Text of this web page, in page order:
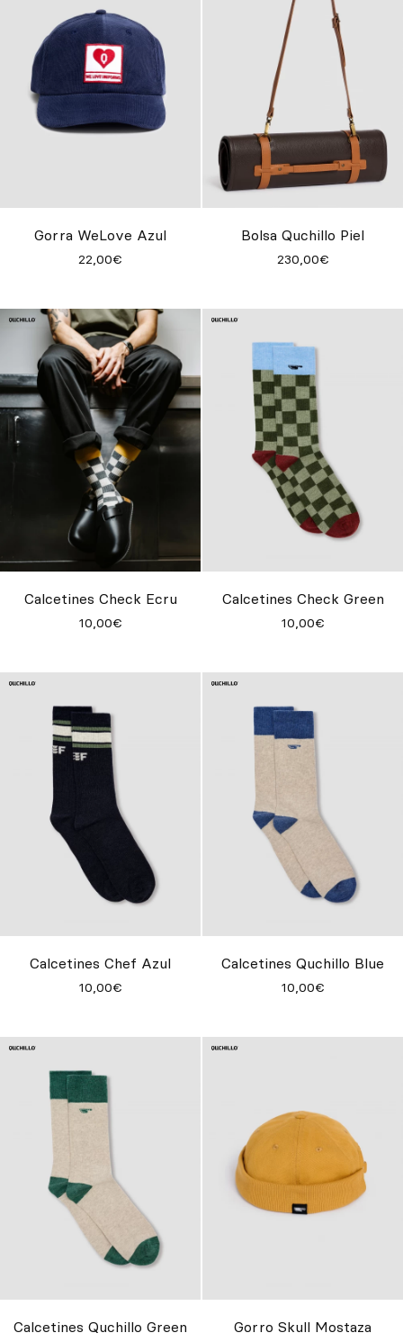
Gorra WeLove Azul
22,00€
Bolsa Quchillo Piel
230,00€
Calcetines Check Ecru
10,00€
Calcetines Check Green
10,00€
Calcetines Chef Azul
10,00€
Calcetines Quchillo Blue
10,00€
Calcetines Quchillo Green Gorro Skull Mostaza